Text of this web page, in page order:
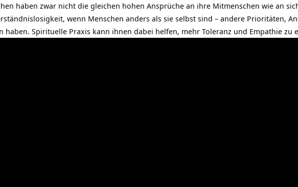
haben zwar nicht die gleichen hohen Ansprüche an ihre Mitmenschen wie an
wenn Menschen anders als sie selbst sind – andere Prioritäten,
haben. Spirituelle Praxis kann ihnen dabei helfen, mehr Toleranz und Empathie zu